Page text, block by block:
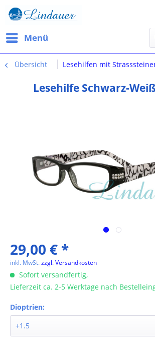
Menü
Übersicht Lesehilfen mit
Lesehilfe Schwarz-
29,00 € *
inkl. MwSt.zzgl. Versandkosten
Sofort versandfertig,
Lieferzeit ca. 2-5 Werktage nach
Dioptrien: